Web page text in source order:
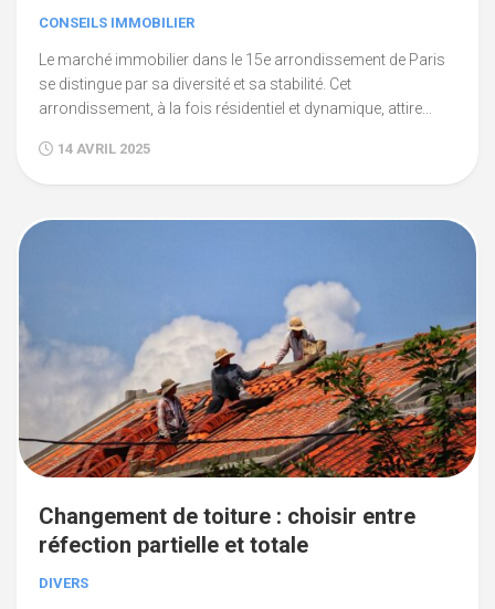
CONSEILS IMMOBILIER
Le marché immobilier dans le 15e arrondissement de Paris
se distingue par sa diversité et sa stabilité. Cet
arrondissement, à la fois résidentiel et dynamique, attire...
14 AVRIL 2025
Changement de toiture : choisir entre
réfection partielle et totale
DIVERS